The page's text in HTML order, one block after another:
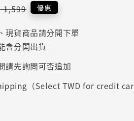
1,599 優惠
現貨商品請分開下單
會分開出貨
請先詢問可否追加
（Select TWD for credit